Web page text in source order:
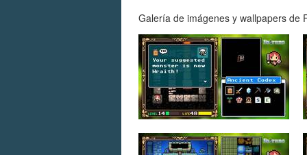
Galería de imágenes y wallpapers de